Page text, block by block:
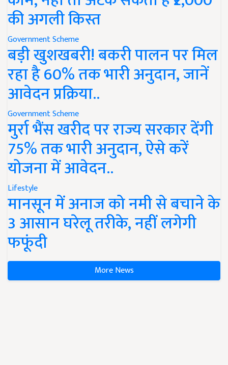
की अगली किस्त
Government Scheme
बड़ी खुशखबरी! बकरी पालन पर मिल
रहा है 60% तक भारी अनुदान, जानें
आवेदन प्रक्रिया..
Government Scheme
मुर्रा भैंस खरीद पर राज्य सरकार देंगी
75% तक भारी अनुदान, ऐसे करें
योजना में आवेदन..
Lifestyle
मानसून में अनाज को नमी से बचाने के
3 आसान घरेलू तरीके, नहीं लगेगी
फफूंदी
More News